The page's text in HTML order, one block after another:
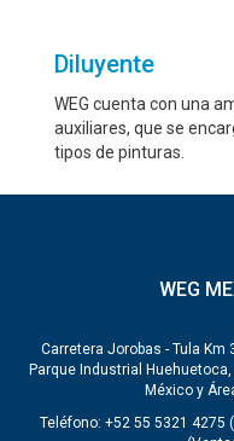
Diluyente
WEG cuenta con una
auxiliares, que se
tipos de pinturas.
WEG
Carretera Jorobas - Tula
Parque Industrial
México y
Teléfono: +52 55 5321